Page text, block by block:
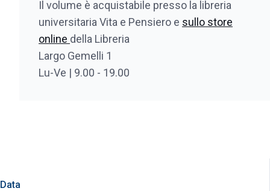
Data
Il volume è acquistabile presso la libreria
universitaria Vita e Pensiero e sullo store
online della Libreria
Largo Gemelli 1
Lu-Ve | 9.00 - 19.00